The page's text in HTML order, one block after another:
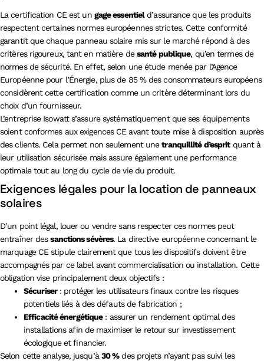
La certification CE est un gage essentield’assurance que les produits
respectent certaines normes européennes strictes. Cette conformité
garantit que chaque panneau solaire mis sur le marché répond à des
critères rigoureux, tant en matière desanté publique, qu’en termes de
normes de sécurité. En effet, selon une étude menée par l’Agence
Européenne pour l’Énergie, plus de 85 % des consommateurs européens
considèrent cette certification comme un critère déterminant lors du
choix d’un fournisseur.
L’entreprise Isowatt s’assure systématiquement que ses équipements
soient conformes aux exigences CE avant toute mise à disposition auprès
des clients. Cela permet non seulement unetranquillité d’espritquant à
leur utilisation sécurisée mais assure également une performance
optimale tout au long du cycle de vie du produit.
Exigences légales pour la location de panneaux
solaires
D’un point légal, louer ou vendre sans respecter ces normes peut
entraîner dessanctions sévères. La directive européenne concernant le
marquage CE stipule clairement que tous les dispositifs doivent être
accompagnés par ce label avant commercialisation ou installation. Cette
obligation vise principalement deux objectifs :
Sécuriser: protéger les utilisateurs finaux contre les risques
potentiels liés à des défauts de fabrication ;
Efficacité énergétique: assurer un rendement optimal des
installations afin de maximiser le retour sur investissement
écologique et financier.
Selon cette analyse, jusqu’à 30 %des projets n’ayant pas suivi les